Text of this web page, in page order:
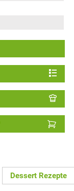
Dessert Rezepte